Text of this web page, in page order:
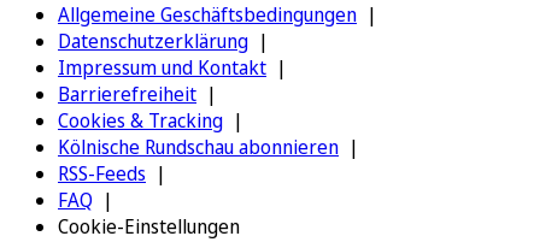
Allgemeine Geschäftsbedingungen
Datenschutzerklärung
Impressum und Kontakt
Barrierefreiheit
Cookies & Tracking
Kölnische Rundschau abonnieren
RSS-Feeds
FAQ
Cookie-Einstellungen